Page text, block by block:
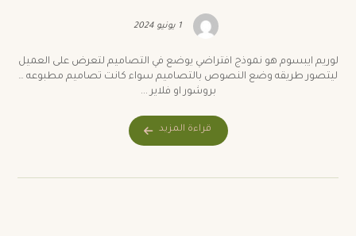
1 يونيو 2024
لوريم ايبسوم هو نموذج افتراضي يوضع في التصاميم لتعرض على العميل
ليتصور طريقه وضع النصوص بالتصاميم سواء كانت تصاميم مطبوعه …
بروشور او فلاير ...
قراءة المزيد